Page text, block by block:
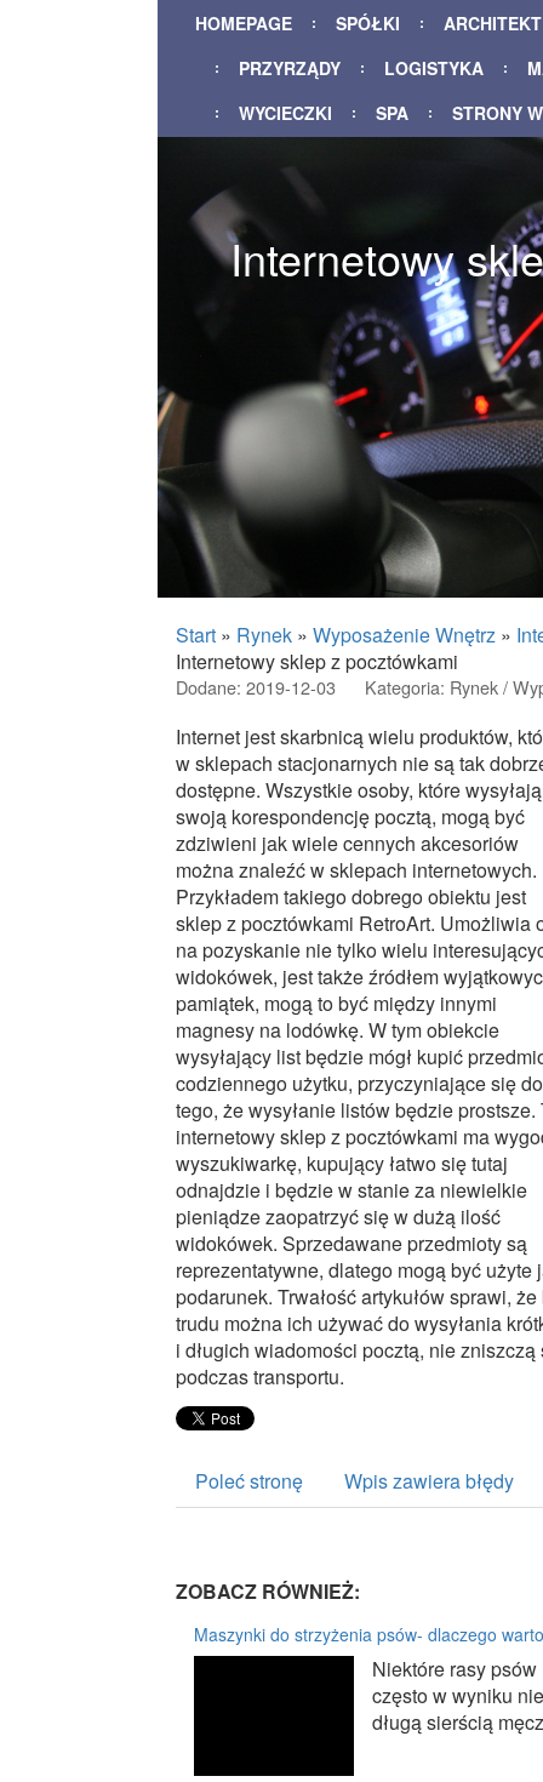
HOMEPAGE SPÓŁKI
PRZYRZĄDY
LOGISTYKA
WYCIECZKI
SPA STRONY
Internetowy
Start » Rynek » Wyposażenie Wnętrz »
Internetowy sklep z pocztówkami
Dodane: 2019-12-03 Kategoria: Rynek /
Internet jest skarbnicą wielu produktów,
w sklepach stacjonarnych nie są tak
dostępne. Wszystkie osoby, które wysyłają
swoją korespondencję pocztą, mogą być
zdziwieni jak wiele cennych akcesoriów
można znaleźć w sklepach internetowych.
Przykładem takiego dobrego obiektu jest
sklep z pocztówkami RetroArt. Umożliwia
na pozyskanie nie tylko wielu
widokówek, jest także źródłem
pamiątek, mogą to być między innymi
magnesy na lodówkę. W tym obiekcie
wysyłający list będzie mógł kupić
codziennego użytku, przyczyniające się do
tego, że wysyłanie listów będzie prostsze.
internetowy sklep z pocztówkami ma
wyszukiwarkę, kupujący łatwo się tutaj
odnajdzie i będzie w stanie za niewielkie
pieniądze zaopatrzyć się w dużą ilość
widokówek. Sprzedawane przedmioty są
reprezentatywne, dlatego mogą być użyte
podarunek. Trwałość artykułów sprawi, że
trudu można ich używać do wysyłania
i długich wiadomości pocztą, nie zniszczą
podczas transportu.
Poleć stronę Wpis zawiera błędy
ZOBACZ RÓWNIEŻ:
Maszynki do strzyżenia psów- dlaczego warto
Niektóre rasy
często w wyniku
długą sierścią